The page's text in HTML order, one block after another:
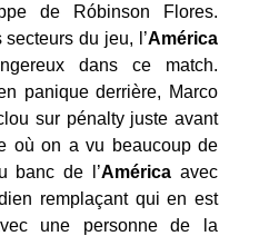
de Róbinson Flores.
du jeu, l’América
dans ce match.
panique derrière, Marco
sur pénalty juste avant
où on a vu beaucoup de
banc de l’Américaavec
remplaçant qui en est
une personne de la